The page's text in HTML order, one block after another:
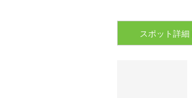
スポット詳細